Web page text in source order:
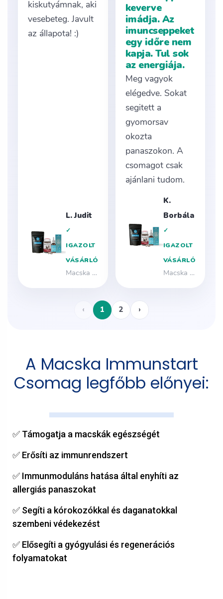
A Macska Immunstart
Csomag legfőbb előnyei:
✅ Támogatja a macskák egészségét
✅ Erősíti az immunrendszert
✅ Immunmoduláns hatása által enyhíti az
allergiás panaszokat
✅ Segíti a kórokozókkal és daganatokkal
szembeni védekezést
✅ Elősegíti a gyógyulási és regenerációs
folyamatokat